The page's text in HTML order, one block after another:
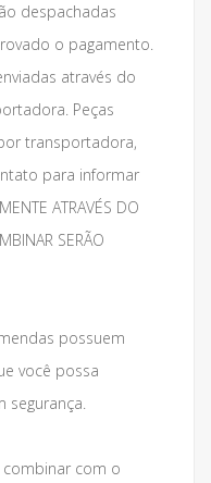
despachadas
o pagamento.
através do
Peças
transportadora,
para informar
ATRAVÉS DO
SERÃO
possuem
você possa
segurança.
combinar com o